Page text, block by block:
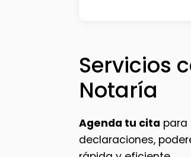
Servicios
Notaría
Agenda tu cita para
declaraciones,